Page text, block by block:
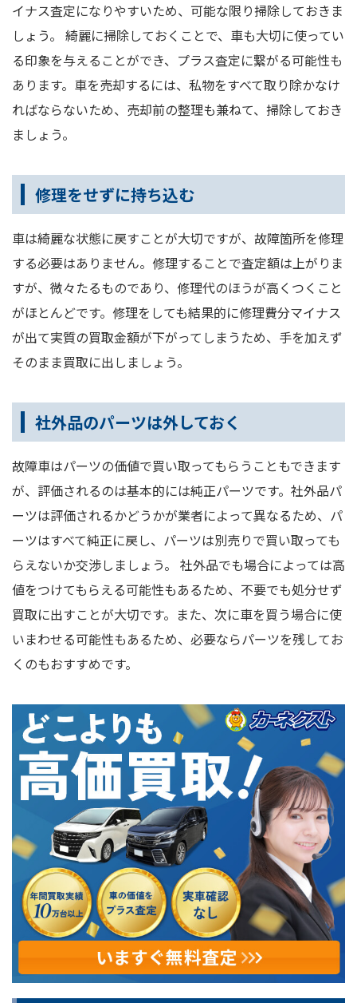
イナス査定になりやすいため、可能な限り掃除しておきま
しょう。 綺麗に掃除しておくことで、車も大切に使ってい
る印象を与えることができ、プラス査定に繋がる可能性も
あります。車を売却するには、私物をすべて取り除かなけ
ればならないため、売却前の整理も兼ねて、掃除しておき
ましょう。
修理をせずに持ち込む
車は綺麗な状態に戻すことが大切ですが、故障箇所を修理
する必要はありません。修理することで査定額は上がりま
すが、微々たるものであり、修理代のほうが高くつくこと
がほとんどです。修理をしても結果的に修理費分マイナス
が出て実質の買取金額が下がってしまうため、手を加えず
そのまま買取に出しましょう。
社外品のパーツは外しておく
故障車はパーツの価値で買い取ってもらうこともできます
が、評価されるのは基本的には純正パーツです。社外品パ
ーツは評価されるかどうかが業者によって異なるため、パ
ーツはすべて純正に戻し、パーツは別売りで買い取っても
らえないか交渉しましょう。 社外品でも場合によっては高
値をつけてもらえる可能性もあるため、不要でも処分せず
買取に出すことが大切です。また、次に車を買う場合に使
いまわせる可能性もあるため、必要ならパーツを残してお
くのもおすすめです。